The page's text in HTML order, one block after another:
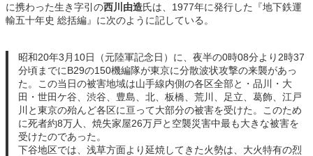
に携わった生き字引の西川由造氏は、1977年に発行した『地下鉄運
輸五十年史 総括編』に次のように記している。
昭和20年3月10日（元陸軍記念日）に、夜半の0時08分より2時37
分頃までにB29の150機編隊が東京に分散波状攻撃の来襲があっ
た。この当日の被害地域は山手線内側の各区全部と・品川・大
田・世田ケ谷、渋谷、豊島、北、板橋、荒川、足立、葛飾、江戸
川と東京の殆んど各区に亘って大部分の被害を受けた。このため
に死者約8万人、焼失家屋26万戸と空襲災害中最も大きな被害を
受けたのであった。
下谷地区では、浅草方面より延焼してきた火勢は、大火特有の烈